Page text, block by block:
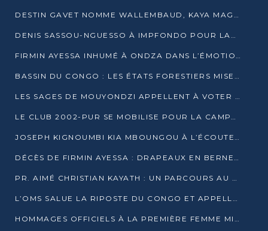
DESTIN GAVET NOMME WALLEMBAUD, KAYA MAGANE, BOUDZIKA ET MBOUSSA-ELLAH AUX COMMANDES DE SA CAMPAGNE
DENIS SASSOU-NGUESSO À IMPFONDO POUR LANCER LE CORRIDOR 13
FIRMIN AYESSA INHUMÉ À ONDZA DANS L’ÉMOTION ET LE RECUEILLEMENT
BASSIN DU CONGO : LES ÉTATS FORESTIERS MISENT SUR LES MARCHÉS CARBONE
LES SAGES DE MOUYONDZI APPELLENT À VOTER DENIS SASSOU-NGUESSO
LE CLUB 2002-PUR SE MOBILISE POUR LA CAMPAGNE
JOSEPH KIGNOUMBI KIA MBOUNGOU À L’ÉCOUTE DE TALANGAÏ
DÉCÈS DE FIRMIN AYESSA : DRAPEAUX EN BERNE LUNDI
PR. AIMÉ CHRISTIAN KAYATH : UN PARCOURS AU SERVICE DE LA RECHERCHE ET DE L’INNOVATION
L’OMS SALUE LA RIPOSTE DU CONGO ET APPELLE À DES RÉFORMES DURABLES
HOMMAGES OFFICIELS À LA PREMIÈRE FEMME MINISTRE DU CONGO